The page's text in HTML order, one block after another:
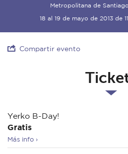
Metropolitana de
18 al 19 de mayo de 2013 de
Compartir evento
Yerko B-Day!
Gratis
Más info ›